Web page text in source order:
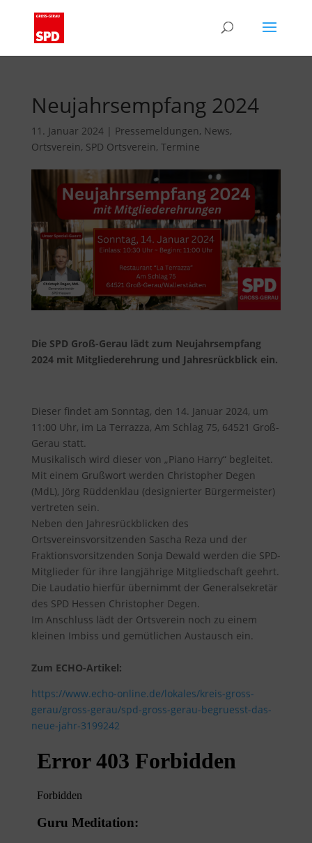
Neujahrsempfang 2024
11. Januar 2024| Pressemeldungen, News,
Ortsverein, SPD Ortsverein, Termine
Die SPD Groß-Gerau lädt zum Neujahrsempfang
2024 mit Mitgliederehrung und Jahresrückblick ein.
Dieser findet am Sonntag, den 14. Januar 2024, um
11:00 Uhr, im La Terrazza, Am Schlag 75, 64521 Groß-
Gerau statt.
Musikalisch wird dieser von „Piano Harry“ begleitet.
Mit einem Grußwort werden Christopher Degen
(MdL), Jörg Rüddenklau (designierter Bürgermeister)
vertreten sein.
Neben den Jahresrückblicken des
Ortsvereinsvorsitzenden Sascha Reza und der
Fraktionsvorsitzenden Sonja Dewald werden die SPD-
Mitglieder für ihre langjährige Mitgliedschaft geehrt.
Die Laudatio hierfür übernimmt der Generalsekretär
des SPD Hessen Christopher Degen.
Im Anschluss lädt der Ortsverein noch zu einem
kleinen Imbiss und gemütlichen Austausch ein.
Zum ECHO-Artikel:
https://www.echo-online.de/lokales/kreis-gross-
gerau/gross-gerau/spd-gross-gerau-begruesst-das-
neue-jahr-3199242